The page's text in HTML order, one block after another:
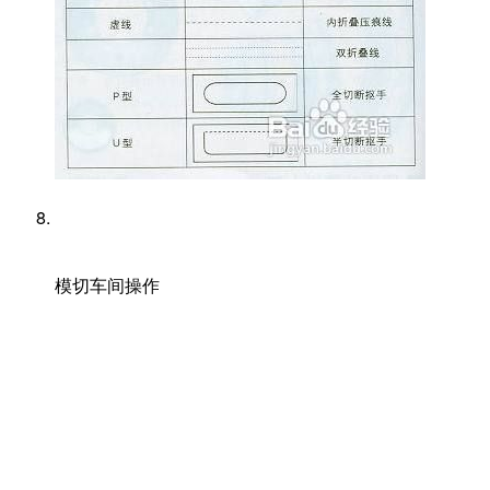
​模切车间操作